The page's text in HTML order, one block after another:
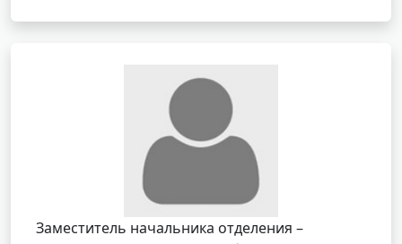
Заместитель начальника отделения –